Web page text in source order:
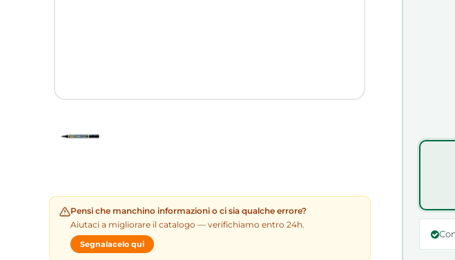
Pensi che manchino informazioni o ci sia qualche errore?
Aiutaci a migliorare il catalogo — verifichiamo entro 24h.
Segnalacelo qui